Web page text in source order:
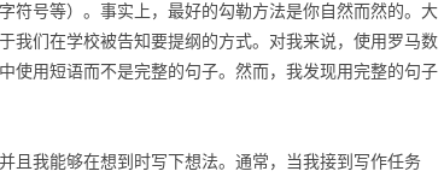
号等）。 事实上，最好的勾勒方法是你自然而然的。 大
我们在学校被告知要提纲的方式。 对我来说，使用罗马数
使用短语而不是完整的句子。 然而，我发现用完整的句子
且我能够在想到时写下想法。 通常，当我接到写作任务